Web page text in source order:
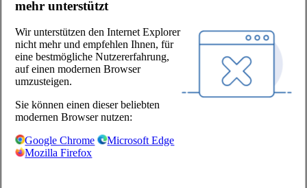
mehr unterstützt
Wir unterstützen den Internet Explorer
nicht mehr und empfehlen Ihnen, für
eine bestmögliche Nutzererfahrung,
auf einen modernen Browser
umzusteigen.
Sie können einen dieser beliebten
modernen Browser nutzen:
Google Chrome
Microsoft Edge
Mozilla Firefox
+49 (30) 2639 258 90
hello@jointhepool.de
@thepool.chefscompanion
Shop
Impressum
AGB
Datenschutz
Datenschutzeinstellungen
FAQ